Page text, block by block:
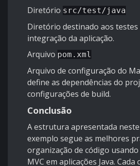
Diretório src/test/java
Diretório destinado aos
integração da aplicação.
Arquivo pom.xml
Arquivo de configuração do
define as dependências do
configurações de build.
Conclusão
A estrutura apresentada
exemplo segue as melhores
organização de código
MVC em aplicações Java. Cada